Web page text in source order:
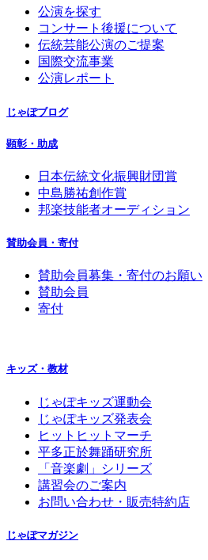
公演を探す
コンサート後援について
伝統芸能公演のご提案
国際交流事業
公演レポート
じゃぽブログ
顕彰・助成
日本伝統文化振興財団賞
中島勝祐創作賞
邦楽技能者オーディション
賛助会員・寄付
賛助会員募集・寄付のお願い
賛助会員
寄付
キッズ・教材
じゃぽキッズ運動会
じゃぽキッズ発表会
ヒットヒットマーチ
平多正於舞踊研究所
「音楽劇」シリーズ
講習会のご案内
お問い合わせ・販売特約店
じゃぽマガジン